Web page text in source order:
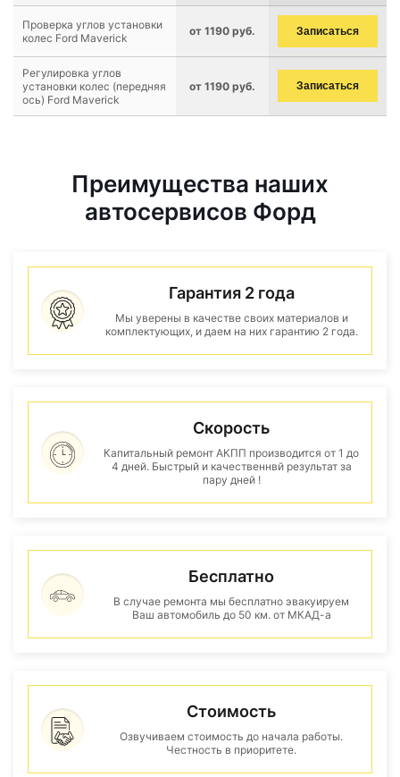
Проверка углов установки
колес Ford Maverick
от 1190 руб. Записаться
Регулировка углов
установки колес (передняя
ось) Ford Maverick
от 1190 руб. Записаться
Преимущества наших
автосервисов Форд
Гарантия 2 года
Мы уверены в качестве своих материалов и
комплектующих, и даем на них гарантию 2 года.
Скорость
Капитальный ремонт АКПП производится от 1 до
4 дней. Быстрый и качественнвй результат за
пару дней !
Бесплатно
В случае ремонта мы бесплатно эвакуируем
Ваш автомобиль до 50 км. от МКАД-а
Стоимость
Озвучиваем стоимость до начала работы.
Честность в приоритете.